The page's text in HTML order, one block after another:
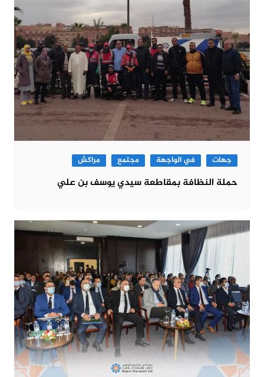
جهات في الواجهة مجتمع مراكش
حملة النظافة بمقاطعة سيدي يوسف بن علي